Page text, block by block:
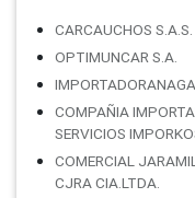
CARCAUCHOS S.A.S.
OPTIMUNCAR S.A.
COMPAÑIA
SERVICIOS
COMERCIAL
CJRA CIA.LTDA.